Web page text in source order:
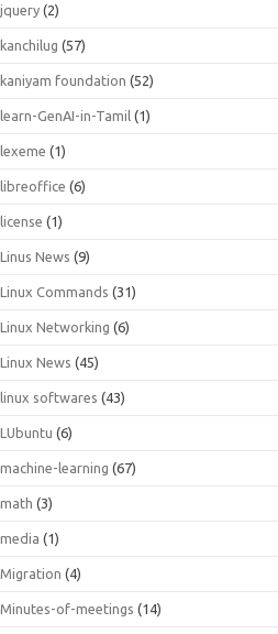
jquery (2)
kanchilug (57)
kaniyam foundation (52)
learn-GenAI-in-Tamil (1)
lexeme (1)
libreoffice (6)
license (1)
Linus News (9)
Linux Commands (31)
Linux Networking (6)
Linux News (45)
linux softwares (43)
LUbuntu (6)
machine-learning (67)
math (3)
media (1)
Migration (4)
Minutes-of-meetings (14)